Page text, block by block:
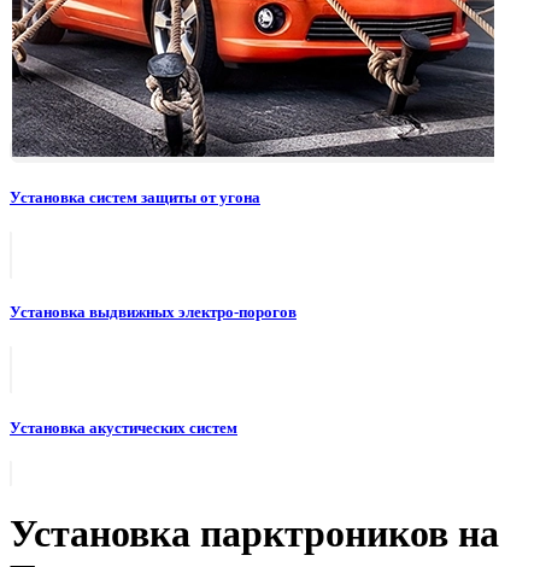
Установка систем защиты от угона
Установка выдвижных электро-порогов
Установка акустических систем
Установка парктроников на